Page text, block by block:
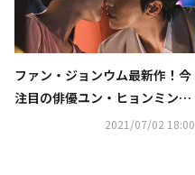
ファン・ジョンウム最新作！今
注目の俳優ユン・ヒョンミン＆
ソ・ジフン共演「あいつがそい
2021/07/02 18:00